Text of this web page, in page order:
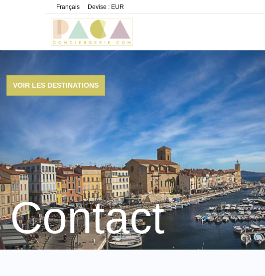
Français Devise : EUR
VOIR LES DESTINATIONS
Contact